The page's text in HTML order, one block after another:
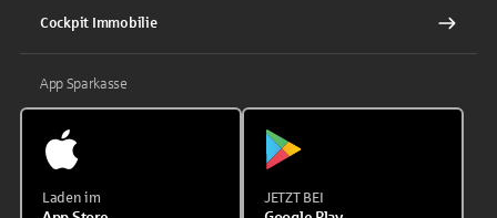
Cockpit Immobilie
App Sparkasse
Laden im JETZT BEI